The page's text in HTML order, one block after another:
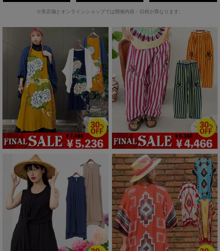
※実店舗とオンラインショップでは開催内容・日程が異なります。